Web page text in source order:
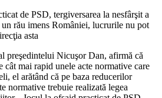
de PSD, tergiversarea la nesfârşit a
rău imens României, lucrurile nu pot
asta
preşedintelui Nicuşor Dan, afirmă că
cât mai rapid unele acte normative care
el arătând că pe baza reducerilor
normative trebuie realizată legea